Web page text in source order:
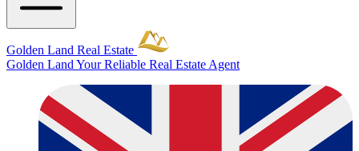
Golden Land Real Estate
Golden Land Your Reliable Real Estate Agent